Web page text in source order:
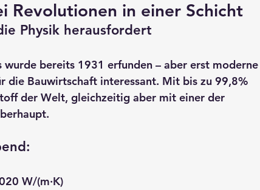
Revolutionen in einer Schicht
Physik herausfordert
bereits 1931 erfunden – aber erst moderne
die Bauwirtschaft interessant. Mit bis zu 99,8%
der Welt, gleichzeitig aber mit einer der
W/(m·K)